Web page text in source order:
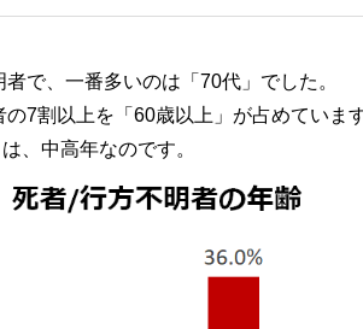
で、一番多いのは「70代」でした。
7割以上を「60歳以上」が占めています
、中高年なのです。